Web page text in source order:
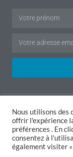
Mentions légales|
Livraison|Retours
© ACCESSWEB -
Hennebont,
Hélène, Etel,
Nous utilisons des
offrir l'expérience
préférences . En
consentez à
également visiter